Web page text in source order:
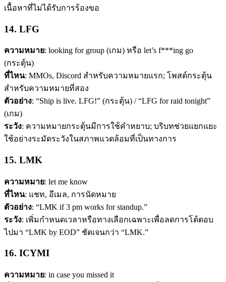
เนื้อหาที่ไม่ได้รับการร้องขอ
14. LFG
ความหมาย: looking for group (เกม) หรือ let’s f***ing go
(กระตุ้น)
ที่ไหน: MMOs, Discord สำหรับความหมายแรก; โพสต์กระตุ้น
สำหรับความหมายที่สอง
ตัวอย่าง: “Ship is live. LFG!” (กระตุ้น) / “LFG for raid tonight”
(เกม)
ระวัง: ความหมายกระตุ้นมีการใช้คำหยาบ; บริบทช่วยแยกแยะ
ใช้อย่างระมัดระวังในสภาพแวดล้อมที่เป็นทางการ
15. LMK
ความหมาย: let me know
ที่ไหน: แชท, อีเมล, การนัดหมาย
ตัวอย่าง: “LMK if 3 pm works for standup.”
ระวัง: เพิ่มกำหนดเวลาหรือทางเลือกเฉพาะเพื่อลดการโต้ตอบ
ไปมา “LMK by EOD” ชัดเจนกว่า “LMK.”
16. ICYMI
ความหมาย: in case you missed it